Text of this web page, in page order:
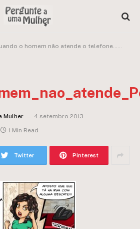
o homem não atende o telefone…
Mulher
4 setembro 2013
1 Min Read
Twitter Pinterest